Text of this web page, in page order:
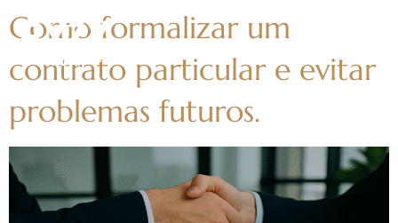
Como formalizar um
contrato particular e evitar
problemas futuros.